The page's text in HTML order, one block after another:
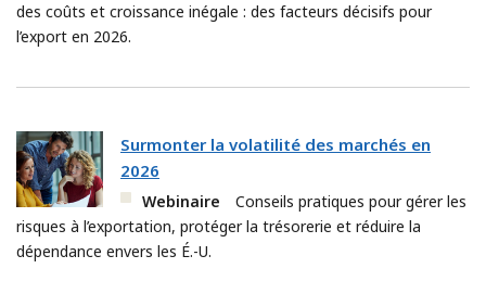
des coûts et croissance inégale : des facteurs décisifs pour
l’export en 2026.
Surmonter la volatilité des marchés en
2026
Webinaire
Conseils pratiques pour gérer les
risques à l’exportation, protéger la trésorerie et réduire la
dépendance envers les É.-U.